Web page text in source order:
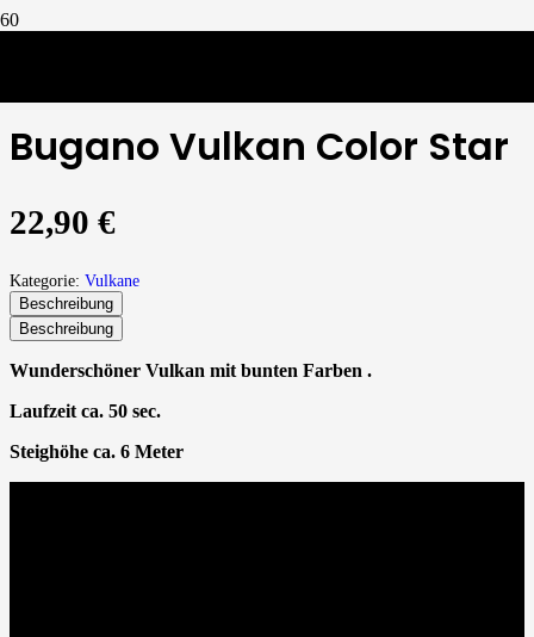
Bugano Vulkan Color Star
22,90 €
Kategorie: Vulkane
Beschreibung
Beschreibung
Wunderschöner Vulkan mit bunten Farben .
Laufzeit ca. 50 sec.
Steighöhe ca. 6 Meter